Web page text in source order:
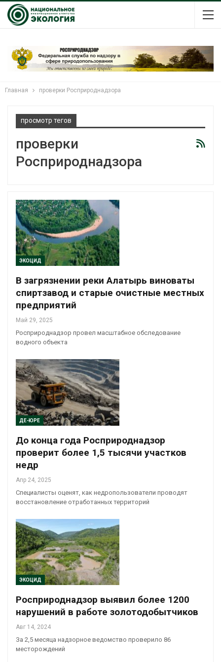
Главная проверки Росприроднадзора
просмотр тегов
проверки
Росприроднадзора
ЭКОЦИД
В загрязнении реки Алатырь виноваты
спиртзавод и старые очистные местных
предприятий
Май 29, 2025
Росприроднадзор провел масштабное обследование
водного объекта
ДЕ-ЮРЕ
До конца года Росприроднадзор
проверит более 1,5 тысячи участков
недр
Апр 24, 2025
Специалисты оценят, как недропользователи проводят
восстановление отработанных территорий
ЭКОЦИД
Росприроднадзор выявил более 1200
нарушений в работе золотодобытчиков
Авг 14, 2024
За 2,5 месяца надзорное ведомство проверило 86
месторождений